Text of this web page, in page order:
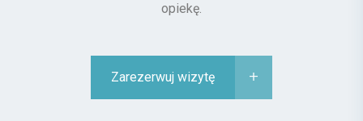
opiekę.
Zarezerwuj wizytę